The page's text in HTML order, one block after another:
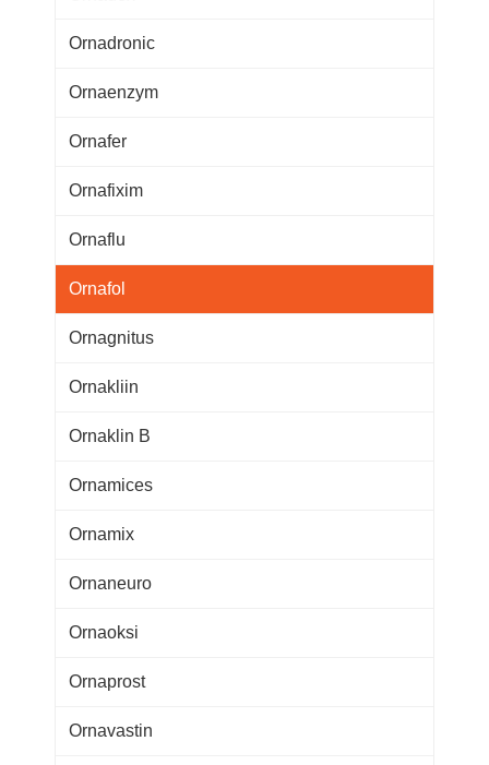
Ornadronic
Ornaenzym
Ornafer
Ornafixim
Ornaflu
Ornafol
Ornagnitus
Ornakliin
Ornaklin B
Ornamices
Ornamix
Ornaneuro
Ornaoksi
Ornaprost
Ornavastin